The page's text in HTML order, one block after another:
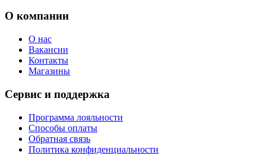
О компании
О нас
Вакансии
Контакты
Магазины
Сервис и поддержка
Программа лояльности
Способы оплаты
Обратная связь
Политика конфиденциальности